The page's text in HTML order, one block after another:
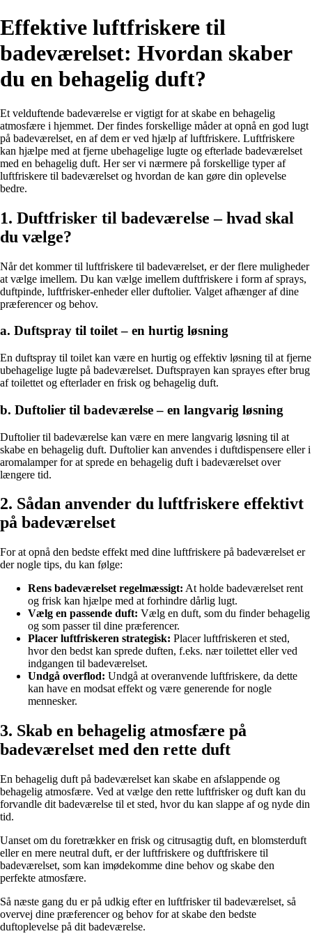
Effektive luftfriskere til
badeværelset: Hvordan skaber
du en behagelig duft?
Et velduftende badeværelse er vigtigt for at skabe en behagelig
atmosfære i hjemmet. Der findes forskellige måder at opnå en god lugt
på badeværelset, en af dem er ved hjælp af luftfriskere. Luftfriskere
kan hjælpe med at fjerne ubehagelige lugte og efterlade badeværelset
med en behagelig duft. Her ser vi nærmere på forskellige typer af
luftfriskere til badeværelset og hvordan de kan gøre din oplevelse
bedre.
1. Duftfrisker til badeværelse – hvad skal
du vælge?
Når det kommer til luftfriskere til badeværelset, er der flere muligheder
at vælge imellem. Du kan vælge imellem duftfriskere i form af sprays,
duftpinde, luftfrisker-enheder eller duftolier. Valget afhænger af dine
præferencer og behov.
a. Duftspray til toilet – en hurtig løsning
En duftspray til toilet kan være en hurtig og effektiv løsning til at fjerne
ubehagelige lugte på badeværelset. Duftsprayen kan sprayes efter brug
af toilettet og efterlader en frisk og behagelig duft.
b. Duftolier til badeværelse – en langvarig løsning
Duftolier til badeværelse kan være en mere langvarig løsning til at
skabe en behagelig duft. Duftolier kan anvendes i duftdispensere eller i
aromalamper for at sprede en behagelig duft i badeværelset over
længere tid.
2. Sådan anvender du luftfriskere effektivt
på badeværelset
For at opnå den bedste effekt med dine luftfriskere på badeværelset er
der nogle tips, du kan følge:
Rens badeværelset regelmæssigt: At holde badeværelset rent
og frisk kan hjælpe med at forhindre dårlig lugt.
Vælg en passende duft: Vælg en duft, som du finder behagelig
og som passer til dine præferencer.
Placer luftfriskeren strategisk: Placer luftfriskeren et sted,
hvor den bedst kan sprede duften, f.eks. nær toilettet eller ved
indgangen til badeværelset.
Undgå overflod: Undgå at overanvende luftfriskere, da dette
kan have en modsat effekt og være generende for nogle
mennesker.
3. Skab en behagelig atmosfære på
badeværelset med den rette duft
En behagelig duft på badeværelset kan skabe en afslappende og
behagelig atmosfære. Ved at vælge den rette luftfrisker og duft kan du
forvandle dit badeværelse til et sted, hvor du kan slappe af og nyde din
tid.
Uanset om du foretrækker en frisk og citrusagtig duft, en blomsterduft
eller en mere neutral duft, er der luftfriskere og duftfriskere til
badeværelset, som kan imødekomme dine behov og skabe den
perfekte atmosfære.
Så næste gang du er på udkig efter en luftfrisker til badeværelset, så
overvej dine præferencer og behov for at skabe den bedste
duftoplevelse på dit badeværelse.